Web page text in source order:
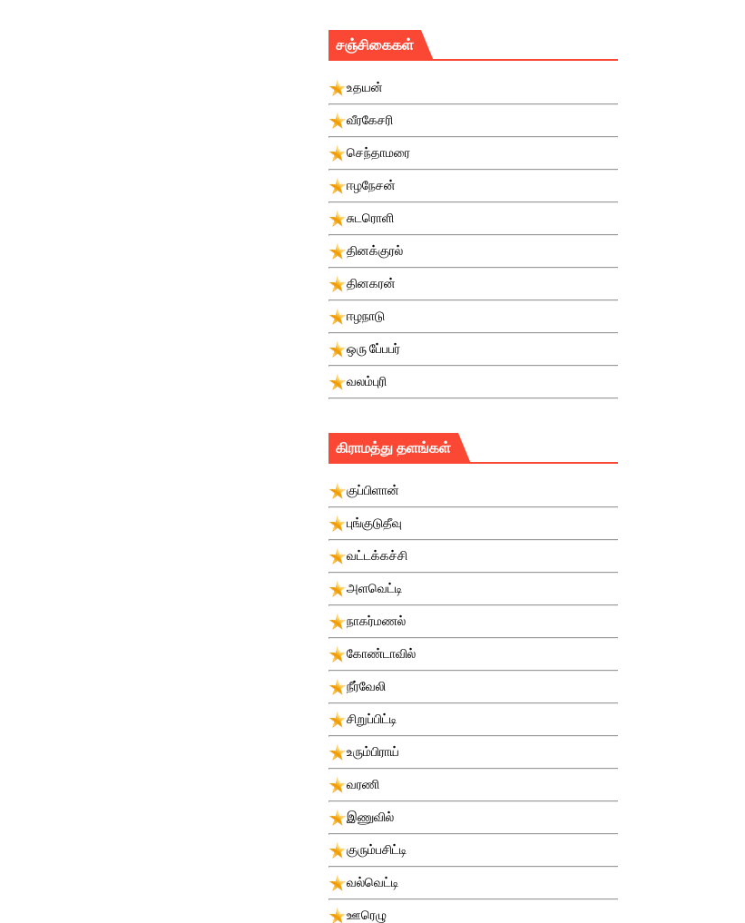
சஞ்சிகைகள்
உதயன்
வீரகேசரி
செந்தாமரை
ஈழநேசன்
சுடரொளி
தினக்குரல்
தினகரன்
ஈழநாடு
ஒரு பே்பபர்
வலம்புரி
கிராமத்து தளங்கள்
குப்பிளான்
புங்குடுதீவு
வட்டக்கச்சி
அளவெட்டி
நாகர்மணல்
கோண்டாவில்
நீர்வேலி
சிறுப்பிட்டி
உரும்பிராய்
வரணி
இணுவில்
குரும்பசிட்டி
வல்வெட்டி
ஊரெழு